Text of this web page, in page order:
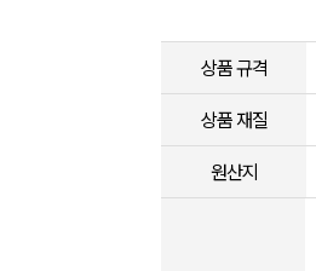
상품 규격
상품 재질
원산지